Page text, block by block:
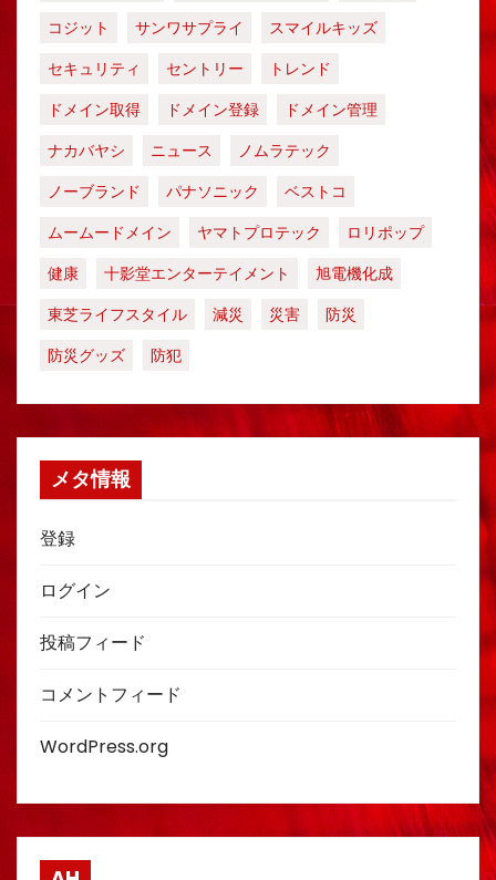
コジット
サンワサプライ
スマイルキッズ
セキュリティ
セントリー
トレンド
ドメイン取得
ドメイン登録
ドメイン管理
ナカバヤシ
ニュース
ノムラテック
ノーブランド
パナソニック
ベストコ
ムームードメイン
ヤマトプロテック
ロリポップ
健康
十影堂エンターテイメント
旭電機化成
東芝ライフスタイル
減災 災害
防災
防災グッズ
防犯
メタ情報
登録
ログイン
投稿フィード
コメントフィード
WordPress.org